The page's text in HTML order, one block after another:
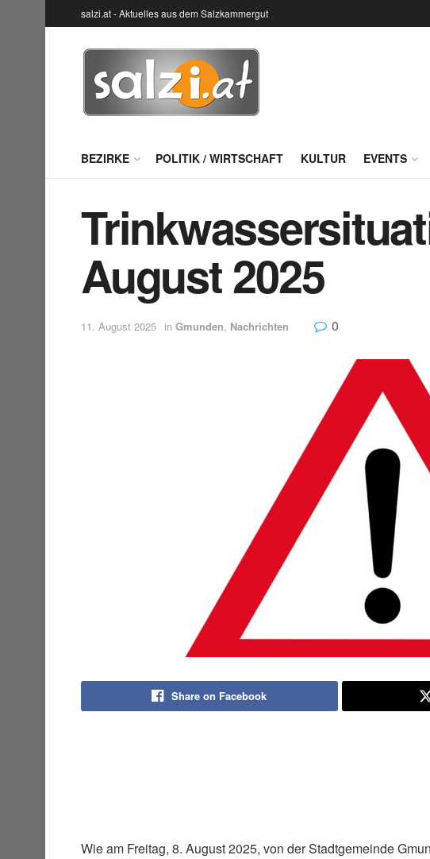
salzi.at - Aktuelles aus dem Salzkammergut
BEZIRKE POLITIK / WIRTSCHAFT KULTUR EVENTS
August 2025
11. August 2025 in Gmunden, Nachrichten 0
Share on Facebook
Wie am Freitag, 8. August 2025, von der Stadtgemeinde